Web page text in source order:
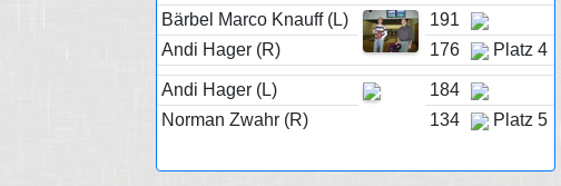
Bärbel Marco Knauff (L)
191
Andi Hager (R)
176 Platz 4
Andi Hager (L)
184
Norman Zwahr (R)
134 Platz 5